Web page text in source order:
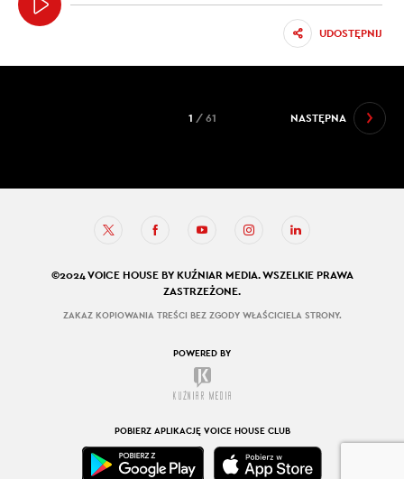
UDOSTĘPNIJ
NASTĘPNA
1 / 61
©2024 VOICE HOUSE BY KUŹNIAR MEDIA. WSZELKIE PRAWA
ZASTRZEŻONE.
ZAKAZ KOPIOWANIA TREŚCI BEZ ZGODY WŁAŚCICIELA STRONY.
POWERED BY
POBIERZ APLIKACJĘ VOICE HOUSE CLUB